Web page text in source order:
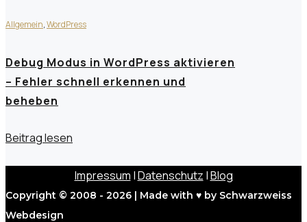
Allgemein,WordPress
Debug Modus in WordPress aktivieren
– Fehler schnell erkennen und
beheben
Beitrag lesen
Impressum |Datenschutz |Blog
Copyright © 2008 - 2026 | Made with ♥ by Schwarzweiss
Webdesign